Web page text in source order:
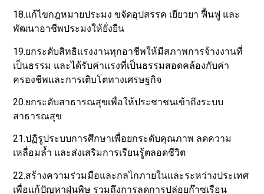
18.แก้ไขกฎหมายประมง ขจัดอุปสรรค เยียวยา ฟื้นฟู และ
พัฒนาอาชีพประมงให้ยั่งยืน
19.ยกระดับสิทธิแรงงานทุกอาชีพให้มีสภาพการจ้างงานที่
เป็นธรรม และได้รับค่าแรงที่เป็นธรรมสอดคล้องกับค่า
ครองชีพและการเติบโตทางเศรษฐกิจ
20.ยกระดับสาธารณสุขเพื่อให้ประชาชนเข้าถึงระบบ
สาธารณสุข
21.ปฏิรูประบบการศึกษาเพื่อยกระดับคุณภาพ ลดความ
เหลื่อมล้ำ และส่งเสริมการเรียนรู้ตลอดชีวิต
22.สร้างความร่วมมือและกลไกภายในและระหว่างประเทศ
เพื่อแก้ปัญหาฝุ่นพิษ รวมถึงการลดการปล่อยก๊าซเรือน